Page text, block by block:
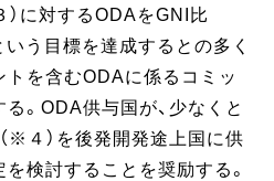
）に対するODAをGNI比
う目標を達成するとの多く
を含むODAに係るコミッ
。ODA供与国が、少なくと
※４）を後発開発途上国に供
検討することを奨励する。